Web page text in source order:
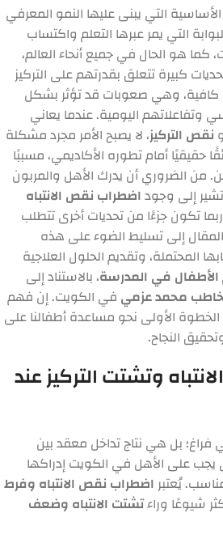
الأساسية التي يبنى عليها النمو المعرفي
التي يمر عبرها التعلم واكتساب
كما هو الحال في جميع أنحاء العالم،
كبيرة تتعلق بقدرتهم على التركيز
كافية، وهي صعوبات قد تؤثر بشكل
وتفاعلاتهم اليومية. عندما يعاني
نقص التركيز، لا يصبح الأمر مجرد مشكلة
حقيقيًا أمام تطوره الأكاديمي، مسببًا
من الضروري أن يدرك الأهل والمربون
إلى وجوداضطراب نقص الانتباه
تكون جزءًا من تحديات أخرى تتطلب
إلى تسليط الضوء على هذه
المحتملة، وتقديم الحلول العلاجية
في المدرسة، بالاستناد إلى
محمد عزمي في الكويت. إن فهم
الأولى نحو مساعدة أطفالنا على
النجاح.
وتشتت التركيز عند
فراغ؛ بل هي نتاج تداخل معقد بين
على الأهل في الكويت إدراكها
يُعتبر اضطراب نقص الانتباه وفرط
شيوعًا وراءتشتت الانتباه وضعف